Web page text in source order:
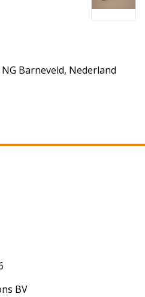
Barneveld, Nederland
BV